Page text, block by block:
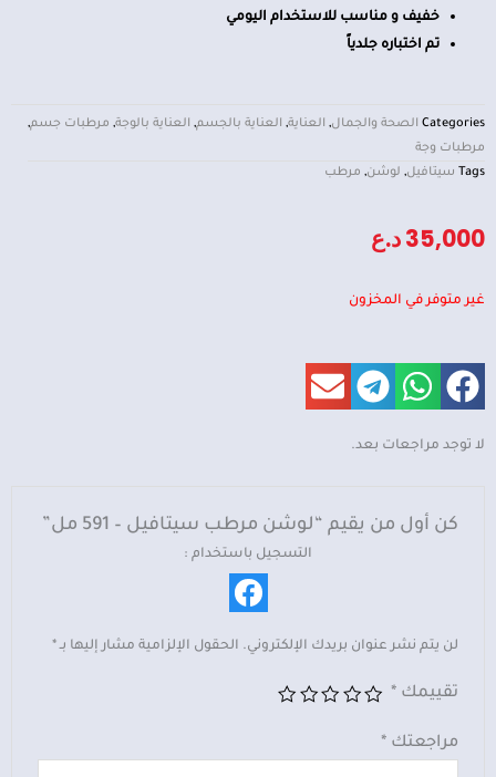
خفيف و مناسب للاستخدام اليومي
تم اختباره جلدياً
Categories الصحة والجمال, العناية, العناية بالجسم, العناية بالوجة, مرطبات جسم,
مرطبات وجة
Tags سيتافيل, لوشن, مرطب
35,000د.ع
غير متوفر في المخزون
لا توجد مراجعات بعد.
كن أول من يقيم “لوشن مرطب سيتافيل – 591 مل”
التسجيل باستخدام :
لن يتم نشر عنوان بريدك الإلكتروني. الحقول الإلزامية مشار إليها بـ*
تقييمك *
مراجعتك *